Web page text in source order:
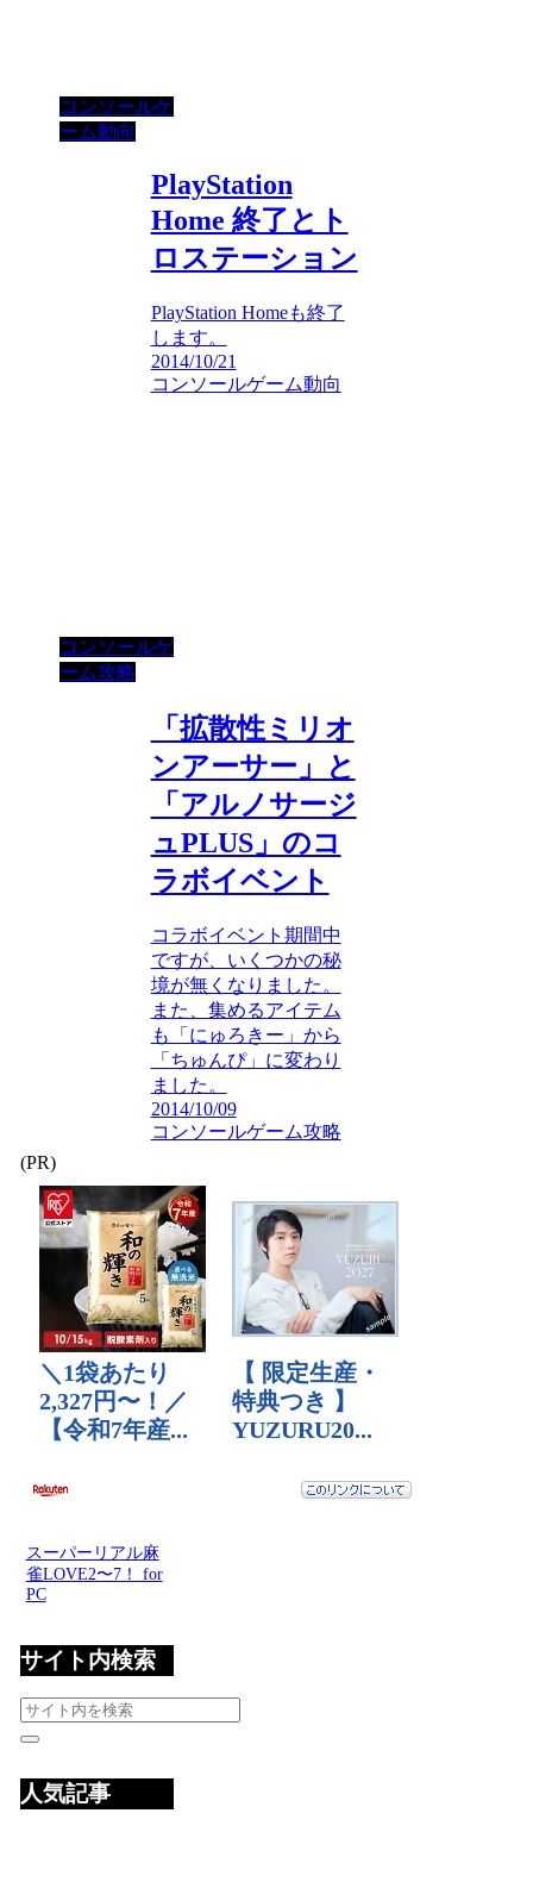
コンソールゲ
ーム動向
PlayStation
Home 終了とト
ロステーション
PlayStation Homeも終了
します。
2014/10/21
コンソールゲーム動向
コンソールゲ
ーム攻略
「拡散性ミリオ
ンアーサー」と
「アルノサージ
ュPLUS」のコ
ラボイベント
コラボイベント期間中
ですが、いくつかの秘
境が無くなりました。
また、集めるアイテム
も「にゅろきー」から
「ちゅんぴ」に変わり
ました。
2014/10/09
コンソールゲーム攻略
(PR)
スーパーリアル麻
雀LOVE2〜7！ for
PC
サイト内検索
人気記事